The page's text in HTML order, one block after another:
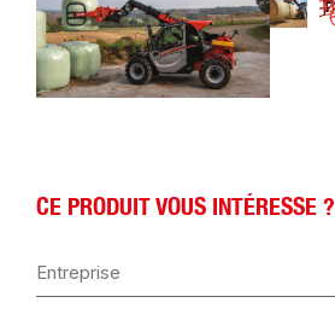
CE PRODUIT VOUS INTÉRESSE ?